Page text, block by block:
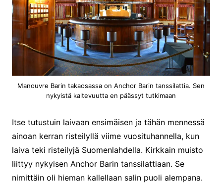
Manouvre Barin takaosassa on Anchor Barin tanssilattia. Sen
nykyistä kaltevuutta en päässyt tutkimaan
Itse tutustuin laivaan ensimäisen ja tähän mennessä
ainoan kerran risteilyllä viime vuosituhannella, kun
laiva teki risteilyjä Suomenlahdella. Kirkkain muisto
liittyy nykyisen Anchor Barin tanssilattiaan. Se
nimittäin oli hieman kallellaan salin puoli alempana.